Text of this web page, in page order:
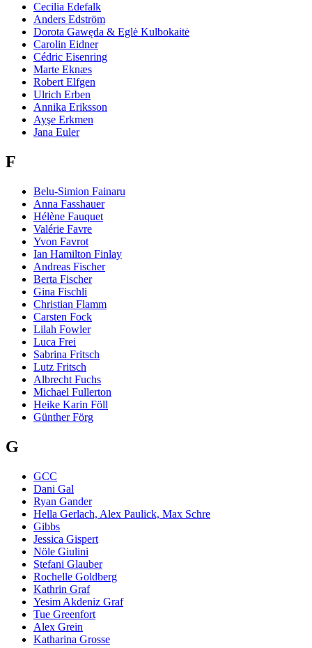
Cecilia Edefalk
Anders Edström
Dorota Gawęda & Eglė Kulbokaitė
Carolin Eidner
Cédric Eisenring
Marte Eknæs
Robert Elfgen
Ulrich Erben
Annika Eriksson
Ayşe Erkmen
Jana Euler
F
Belu-Simion Fainaru
Anna Fasshauer
Hélène Fauquet
Valérie Favre
Yvon Favrot
Ian Hamilton Finlay
Andreas Fischer
Berta Fischer
Gina Fischli
Christian Flamm
Carsten Fock
Lilah Fowler
Luca Frei
Sabrina Fritsch
Lutz Fritsch
Albrecht Fuchs
Michael Fullerton
Heike Karin Föll
Günther Förg
G
GCC
Dani Gal
Ryan Gander
Hella Gerlach, Alex Paulick, Max Schre
Gibbs
Jessica Gispert
Nöle Giulini
Stefani Glauber
Rochelle Goldberg
Kathrin Graf
Yesim Akdeniz Graf
Tue Greenfort
Alex Grein
Katharina Grosse